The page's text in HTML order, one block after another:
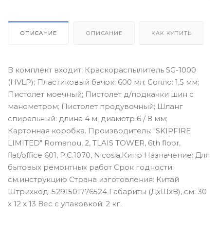
ОПИСАНИЕ ОПИСАНИЕ КАК КУПИТЬ
В комплект входит: Краскораспылитель SG-1000
(HVLP); Пластиковый бачок: 600 мл; Сопло: 1,5 мм;
Пистолет моечный; Пистолет д/подкачки шин с
манометром; Пистолет продувочный; Шланг
спиральный: длина 4 м; диаметр 6 / 8 мм;
Картонная коробка. Производитель: "SKIPFIRE
LIMITED" Romanou, 2, TLAIS TOWER, 6th floor,
flat/office 601, P.C.1070, Nicosia,Кипр Назначение: Для
бытовых ремонтных работ Срок годности:
см.инструкцию Страна изготовления: Китай
Штрихкод: 5291501776524 Габариты (ДхШхВ), см: 30
x 12 x 13 Вес с упаковкой: 2 кг.